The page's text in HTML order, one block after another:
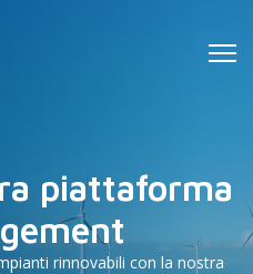
piattaforma
rinnovabili con la nostra